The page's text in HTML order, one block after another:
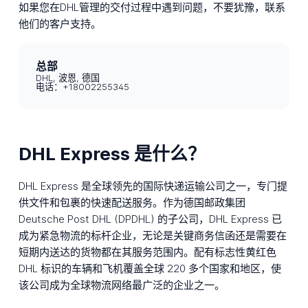
如果您在DHL管理的交付过程中遇到问题，不要犹豫，联系
他们的客户支持。
总部
DHL, 波恩, 德国
电话：+18002255345
DHL Express 是什么？
DHL Express 是全球领先的国际快递运输公司之一，专门提
供文件和包裹的快速配送服务。作为德国邮政集团
Deutsche Post DHL (DPDHL) 的子公司，DHL Express 已
成为紧急物流的标杆企业，无论是关键商务信函还是需要在
短期内送达的货物都在其服务范围内。配有标志性黄红色
DHL 标识的车辆和飞机覆盖全球 220 多个国家和地区，使
该公司成为全球物流网络最广泛的企业之一。